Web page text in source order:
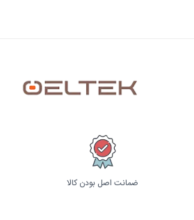
ضمانت اصل بودن کالا